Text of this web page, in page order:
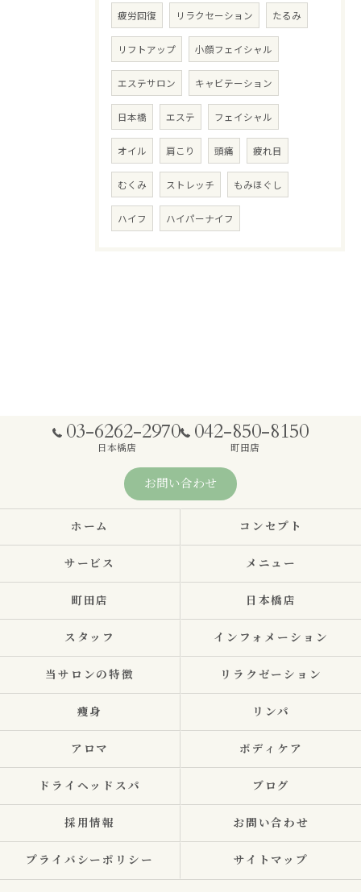
疲労回復 リラクセーション たるみ
リフトアップ 小顔フェイシャル
エステサロン キャビテーション
日本橋 エステ フェイシャル
オイル 肩こり 頭痛 疲れ目
むくみ ストレッチ もみほぐし
ハイフ ハイパーナイフ
03-6262-2970
日本橋店
042-850-8150
町田店
お問い合わせ
ホーム コンセプト
サービス メニュー
町田店 日本橋店
スタッフ インフォメーション
当サロンの特徴 リラクゼーション
痩身 リンパ
アロマ ボディケア
ドライヘッドスパ ブログ
採用情報 お問い合わせ
プライバシーポリシー サイトマップ